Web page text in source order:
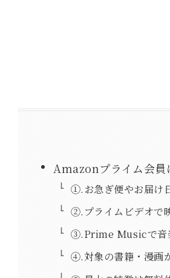
Amazonプライム会員
①.お急ぎ便やお届け
②.プライムビデオで
③.Prime Musicで音
④.対象の書籍・漫画